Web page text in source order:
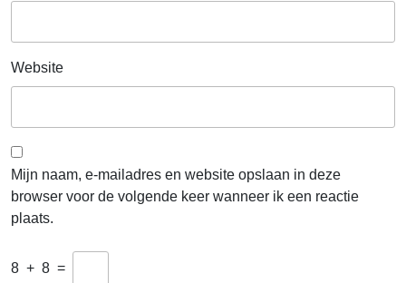
Website
Mijn naam, e-mailadres en website opslaan in deze
browser voor de volgende keer wanneer ik een reactie
plaats.
8 + 8 =